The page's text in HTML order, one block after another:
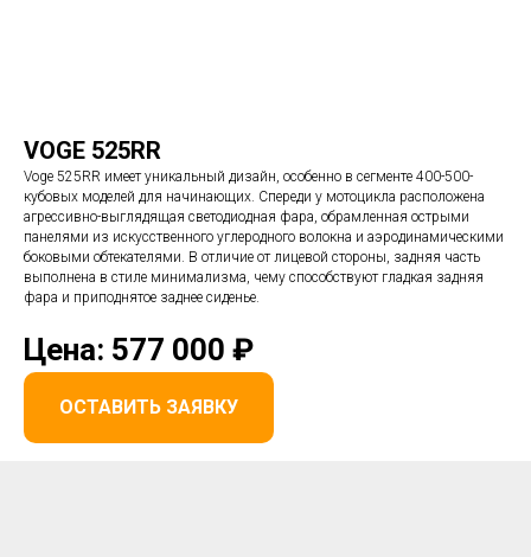
VOGE 525RR
Voge 525RR имеет уникальный дизайн, особенно в сегменте 400-500-
кубовых моделей для начинающих. Спереди у мотоцикла расположена
агрессивно-выглядящая светодиодная фара, обрамленная острыми
панелями из искусственного углеродного волокна и аэродинамическими
боковыми обтекателями. В отличие от лицевой стороны, задняя часть
выполнена в стиле минимализма, чему способствуют гладкая задняя
фара и приподнятое заднее сиденье.
Цена: 577 000 ₽
ОСТАВИТЬ ЗАЯВКУ